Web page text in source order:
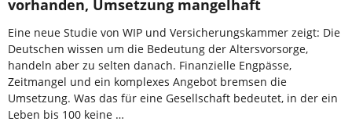
vorhanden, Umsetzung mangelhaft
Eine neue Studie von WIP und Versicherungskammer zeigt: Die
Deutschen wissen um die Bedeutung der Altersvorsorge,
handeln aber zu selten danach. Finanzielle Engpässe,
Zeitmangel und ein komplexes Angebot bremsen die
Umsetzung. Was das für eine Gesellschaft bedeutet, in der ein
Leben bis 100 keine …